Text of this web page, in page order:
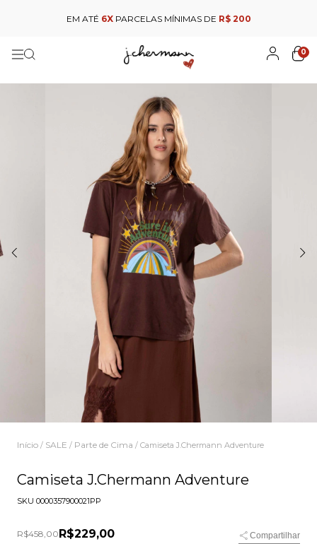
EM ATÉ 6XPARCELAS MÍNIMAS DE R$ 200
0
Início / SALE / Parte de Cima / Camiseta J.Chermann Adventure
Camiseta J.Chermann Adventure
SKU 0000357900021PP
R$458,00 R$229,00 Compartilhar